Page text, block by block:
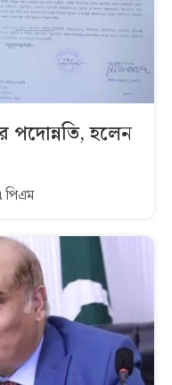
পদোন্নতি, হলেন